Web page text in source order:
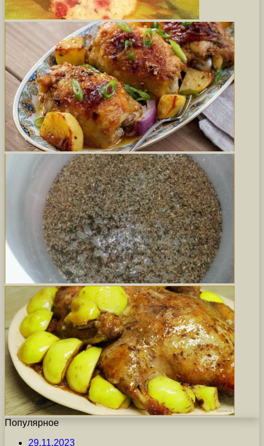
Популярное
29.11.2023